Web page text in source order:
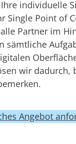
individuelle
Single Point of
Partner im
sämtliche
wir dadurch,
Angebot